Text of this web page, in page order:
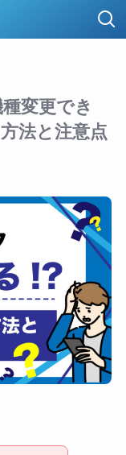
変更でき
法と注意点